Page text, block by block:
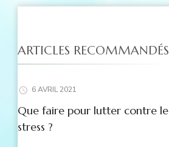
ARTICLES RECOMMANDÉS
6 AVRIL 2021
Que faire pour lutter contre le
stress ?